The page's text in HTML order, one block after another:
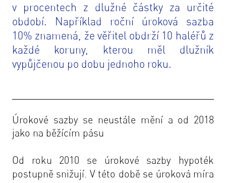
v procentech z dlužné částky za určité
období. Například roční úroková sazba
10% znamená, že věřitel obdrží 10 haléřů z
každé koruny, kterou měl dlužník
vypůjčenou po dobu jednoho roku.
Úrokové sazby se neustále mění a od 2018
jako na běžícím pásu
Od roku 2010 se úrokové sazby hypoték
postupně snižují. V této době se úroková míra